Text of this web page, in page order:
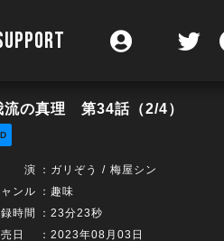
流の真理 第34話（2/4）
演 ： ガリぞう
梅屋シン
ンル
：趣味
時間
：23分23秒
日
：2023年08月03日